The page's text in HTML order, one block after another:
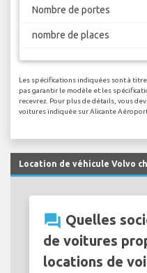
Nombre de portes
nombre de places
Les spécifications indiquées sont à
pas garantir le modèle et les
recevrez. Pour plus de détails, vous
voitures indiquée sur Alicante
Location de véhicule Volvo
question_answer Quelles
de voitures
locations de